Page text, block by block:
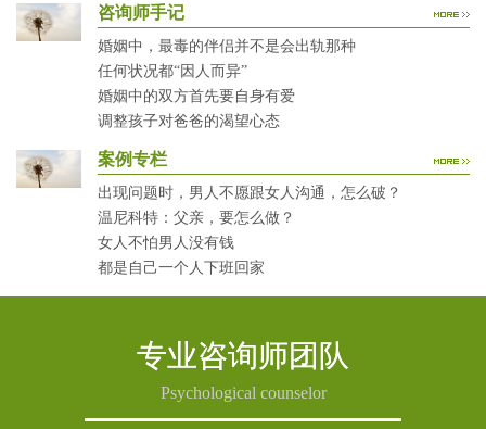
咨询师手记
婚姻中，最毒的伴侣并不是会出轨那种
任何状况都“因人而异”
婚姻中的双方首先要自身有爱
调整孩子对爸爸的渴望心态
案例专栏
出现问题时，男人不愿跟女人沟通，怎么破？
温尼科特：父亲，要怎么做？
女人不怕男人没有钱
都是自己一个人下班回家
专业咨询师团队
Psychological counselor